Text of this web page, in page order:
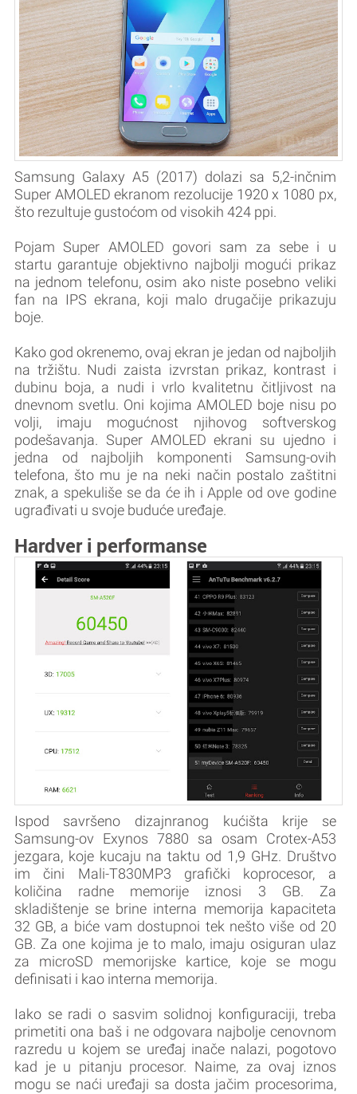
Samsung Galaxy A5 (2017) dolazi sa 5,2-inčnim
Super AMOLED ekranom rezolucije 1920 x 1080 px,
što rezultuje gustoćom od visokih 424 ppi.
Pojam Super AMOLED govori sam za sebe i u
startu garantuje objektivno najbolji mogući prikaz
na jednom telefonu, osim ako niste posebno veliki
fan na IPS ekrana, koji malo drugačije prikazuju
boje.
Kako god okrenemo, ovaj ekran je jedan od najboljih
na tržištu. Nudi zaista izvrstan prikaz, kontrast i
dubinu boja, a nudi i vrlo kvalitetnu čitljivost na
dnevnom svetlu. Oni kojima AMOLED boje nisu po
volji, imaju mogućnost njihovog softverskog
podešavanja. Super AMOLED ekrani su ujedno i
jedna od najboljih komponenti Samsung-ovih
telefona, što mu je na neki način postalo zaštitni
znak, a spekuliše se da će ih i Apple od ove godine
ugrađivati u svoje buduće uređaje.
Hardver i performanse
Ispod savršeno dizajnranog kućišta krije se
Samsung-ov Exynos 7880 sa osam Crotex-A53
jezgara, koje kucaju na taktu od 1,9 GHz. Društvo
im čini Mali-T830MP3 grafički koprocesor, a
količina radne memorije iznosi 3 GB. Za
skladištenje se brine interna memorija kapaciteta
32 GB, a biće vam dostupnoi tek nešto više od 20
GB. Za one kojima je to malo, imaju osiguran ulaz
za microSD memorijske kartice, koje se mogu
definisati i kao interna memorija.
Iako se radi o sasvim solidnoj konfiguraciji, treba
primetiti ona baš i ne odgovara najbolje cenovnom
razredu u kojem se uređaj inače nalazi, pogotovo
kad je u pitanju procesor. Naime, za ovaj iznos
mogu se naći uređaji sa dosta jačim procesorima,